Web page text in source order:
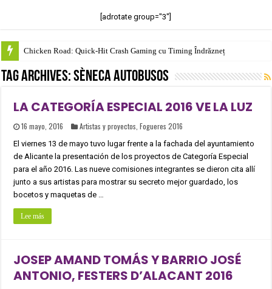
[adrotate group="3"]
Chicken Road: Quick‑Hit Crash Gaming cu Timing Îndrăzneț
Tag Archives:Sèneca Autobusos
LA CATEGORÍA ESPECIAL 2016 VE LA LUZ
16 mayo, 2016 Artistas y proyectos ,Fogueres 2016
El viernes 13 de mayo tuvo lugar frente a la fachada del ayuntamiento
de Alicante la presentación de los proyectos de Categoría Especial
para el año 2016. Las nueve comisiones integrantes se dieron cita allí
junto a sus artistas para mostrar su secreto mejor guardado, los
bocetos y maquetas de …
Lee más
JOSEP AMAND TOMÁS Y BARRIO JOSÉ
ANTONIO, FESTERS D’ALACANT 2016